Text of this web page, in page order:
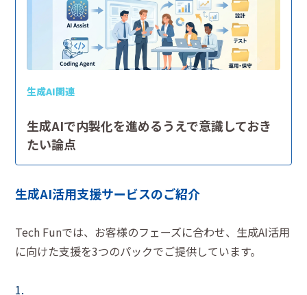
生成AI関連
生成AIで内製化を進めるうえで意識しておき
たい論点
生成AI活用支援サービスのご紹介
Tech Funでは、お客様のフェーズに合わせ、生成AI活用
に向けた支援を3つのパックでご提供しています。